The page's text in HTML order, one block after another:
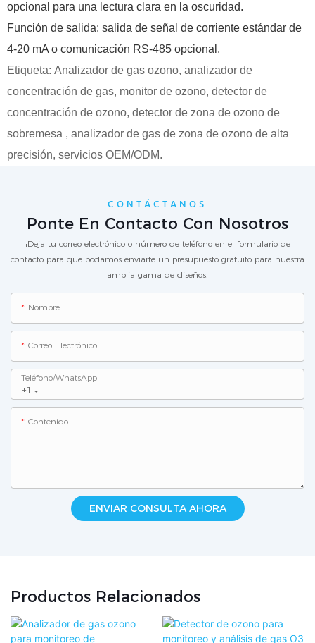
opcional para una lectura clara en la oscuridad.
Función de salida: salida de señal de corriente estándar de
4-20 mA o comunicación RS-485 opcional.
Etiqueta: Analizador de gas ozono, analizador de
concentración de gas, monitor de ozono, detector de
concentración de ozono, detector de zona de ozono de
sobremesa , analizador de gas de zona de ozono de alta
precisión, servicios OEM/ODM.
CONTÁCTANOS
Ponte En Contacto Con Nosotros
¡Deja tu correo electrónico o número de teléfono en el formulario de
contacto para que podamos enviarte un presupuesto gratuito para nuestra
amplia gama de diseños!
Nombre
Correo Electrónico
+1
Teléfono/WhatsApp
Contenido
ENVIAR CONSULTA AHORA
Productos Relacionados